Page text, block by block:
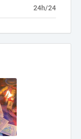
24h/24